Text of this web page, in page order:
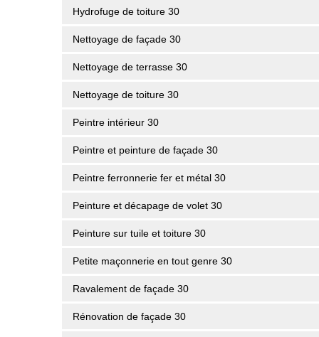
Hydrofuge de toiture 30
Nettoyage de façade 30
Nettoyage de terrasse 30
Nettoyage de toiture 30
Peintre intérieur 30
Peintre et peinture de façade 30
Peintre ferronnerie fer et métal 30
Peinture et décapage de volet 30
Peinture sur tuile et toiture 30
Petite maçonnerie en tout genre 30
Ravalement de façade 30
Rénovation de façade 30